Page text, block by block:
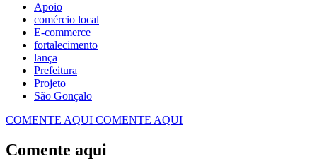
Apoio
comércio local
E-commerce
fortalecimento
lança
Prefeitura
Projeto
São Gonçalo
COMENTE AQUI COMENTE AQUI
Comente aqui